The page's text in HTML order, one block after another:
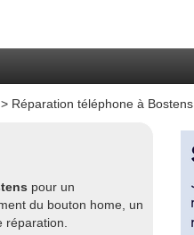
> Réparation téléphone à Bostens
pour un
du bouton home, un